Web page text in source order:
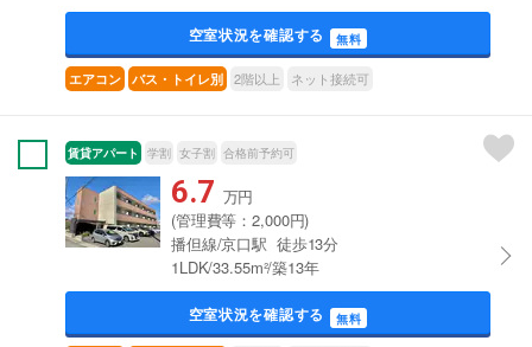
空室状況を確認する 無料
エアコン バス・トイレ別 2階以上 ネット接続可
賃貸アパート 学割 女子割 合格前予約可
6.7 万円
(管理費等：2,000円)
播但線/京口駅 徒歩13分
1LDK/33.55m²/築13年
空室状況を確認する 無料